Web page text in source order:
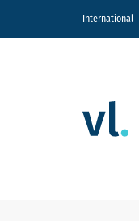
International